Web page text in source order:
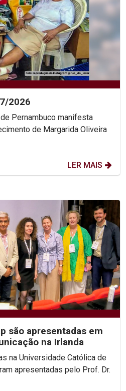
2026
Pernambuco manifesta
de Margarida Oliveira
LER MAIS
são apresentadas em
na Irlanda
na Universidade Católica de
apresentadas pelo Prof. Dr.